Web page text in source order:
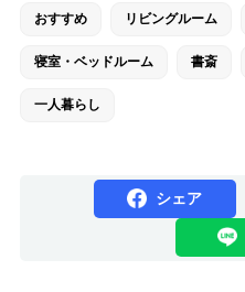
おすすめ リビングルーム
寝室・ベッドルーム 書斎
一人暮らし
シェア